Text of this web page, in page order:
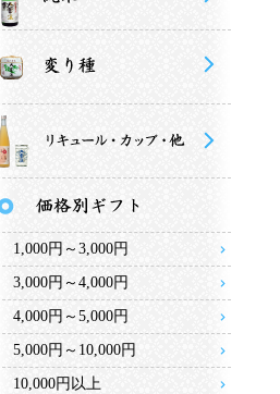
1,000円～3,000円
3,000円～4,000円
4,000円～5,000円
5,000円～10,000円
10,000円以上